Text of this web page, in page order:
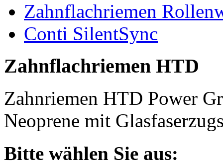
Zahnflachriemen
Conti SilentSync
Zahnflachriemen HTD
Zahnriemen HTD Power
Neoprene mit
Bitte wählen Sie aus: